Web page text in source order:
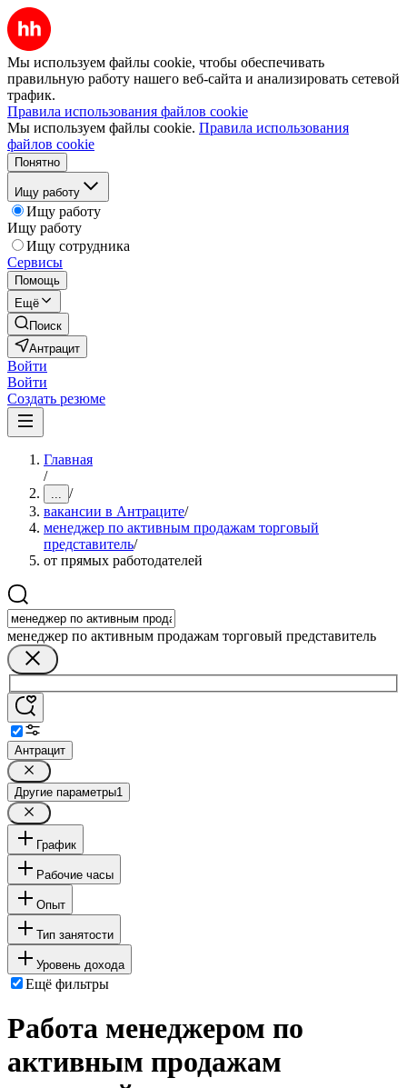
Мы используем файлы cookie, чтобы обеспечивать
правильную работу нашего веб-сайта и анализировать сетевой
трафик.
Правила использования файлов cookie
Мы используем файлы cookie. Правила использования
файлов cookie
Понятно
Ищу работу
Ищу работу
Ищу работу
Ищу сотрудника
Сервисы
Помощь
Ещё
Поиск
Антрацит
Войти
Войти
Создать резюме
Главная
/
... /
вакансии в Антраците/
менеджер по активным продажам торговый
представитель/
от прямых работодателей
менеджер по активным продажам торговый представитель
Антрацит
Другие параметры1
График
Рабочие часы
Опыт
Тип занятости
Уровень дохода
Ещё фильтры
Работа менеджером по
активным продажам